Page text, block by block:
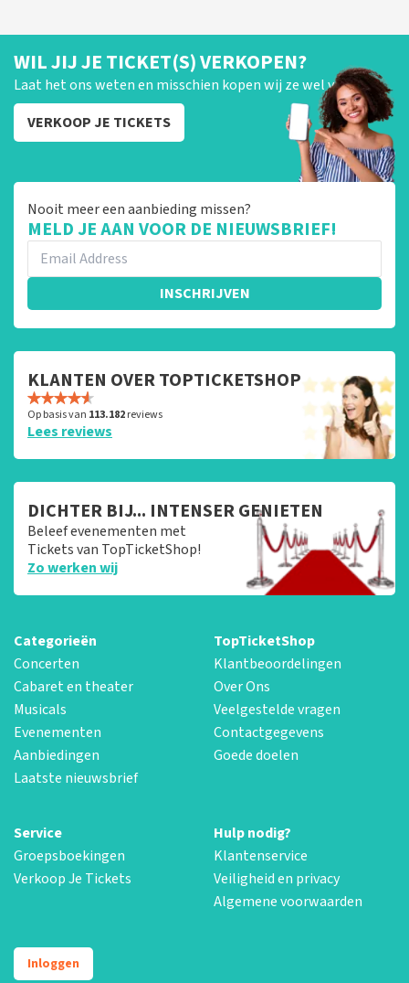
WIL JIJ JE TICKET(S) VERKOPEN?
Laat het ons weten en misschien kopen wij ze wel van je!
VERKOOP JE TICKETS
Nooit meer een aanbieding missen?
MELD JE AAN VOOR DE NIEUWSBRIEF!
INSCHRIJVEN
KLANTEN OVER TOPTICKETSHOP
Op basis van 113.182reviews
Lees reviews
DICHTER BIJ... INTENSER GENIETEN
Beleef evenementen met
Tickets van TopTicketShop!
Zo werken wij
Categorieën
Concerten
Cabaret en theater
Musicals
Evenementen
Aanbiedingen
Laatste nieuwsbrief
TopTicketShop
Klantbeoordelingen
Over Ons
Veelgestelde vragen
Contactgegevens
Goede doelen
Service
Groepsboekingen
Verkoop Je Tickets
Hulp nodig?
Klantenservice
Veiligheid en privacy
Algemene voorwaarden
Inloggen